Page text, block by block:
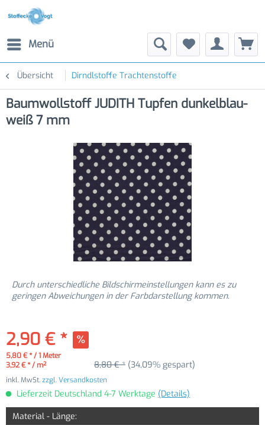
Menü
Übersicht Dirndlstoffe Trachtenstoffe
Baumwollstoff JUDITH Tupfen dunkelblau-
weiß 7 mm
Durch unterschiedliche Bildschirmeinstellungen kann es zu
geringen Abweichungen in der Farbdarstellung kommen.
2,90 € *
5,80 € * / 1 Meter
3,92 € * / m²
8,80 € * (34,09% gespart)
inkl. MwSt.zzgl. Versandkosten
Lieferzeit Deutschland 4-7 Werktage (Details)
Material - Länge: